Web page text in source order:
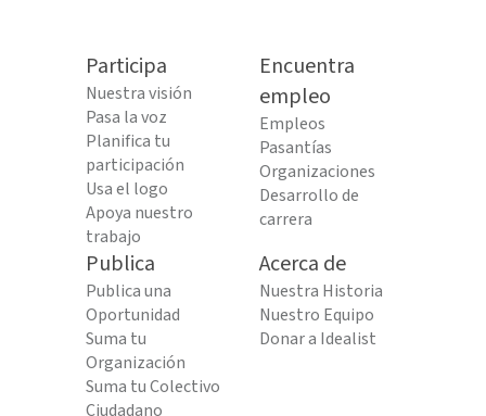
Participa
Nuestra visión
Pasa la voz
Planifica tu
participación
Usa el logo
Apoya nuestro
trabajo
Encuentra
empleo
Empleos
Pasantías
Organizaciones
Desarrollo de
carrera
Publica
Publica una
Oportunidad
Suma tu
Organización
Suma tu Colectivo
Ciudadano
Acerca de
Nuestra Historia
Nuestro Equipo
Donar a Idealist